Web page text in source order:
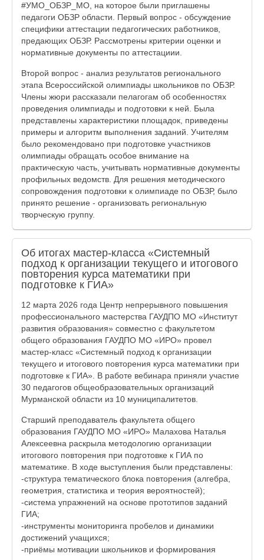
#УМО_ОБЗР_МО, на которое были приглашены
педагоги ОБЗР области. Первый вопрос - обсуждение
специфики аттестации педагогических работников,
предающих ОБЗР. Рассмотрены критерии оценки и
нормативные документы по аттестациии.
Второй вопрос - анализ результатов регионального
этапа Всероссийской олимпиады школьников по ОБЗР.
Члены жюри рассказали пелагогам об особенностях
проведения олимпиады и подготовки к ней. Была
представлены характеристики площадок, приведены
примеры и алгоритм выполнения заданий. Учителям
было рекомендовано при подготовке участников
олимпиады обращать особое внимание на
практическую часть, учитывать нормативные документы
профильных ведомств. Для решения методического
сопровождения подготовки к олимпиаде по ОБЗР, было
принято решение - организовать региональную
творческую группу.
Об итогах мастер-класса «Системный
подход к организации текущего и итогового
повторения курса математики при
подготовке к ГИА»
12 марта 2026 года Центр непрерывного повышения
профессионального мастерства ГАУДПО МО «Институт
развития образования» совместно с факультетом
общего образования ГАУДПО МО «ИРО» провел
мастер-класс «Системный подход к организации
текущего и итогового повторения курса математики при
подготовке к ГИА». В работе вебинара приняли участие
30 педагогов общеобразовательных организаций
Мурманской области из 10 муниципалитетов.
Старший преподаватель факультета общего
образования ГАУДПО МО «ИРО» Малахова Наталья
Алексеевна раскрыла методологию организации
итогового повторения при подготовке к ГИА по
математике. В ходе выступления были представлены:
-структура тематического блока повторения (алгебра,
геометрия, статистика и теория вероятностей);
-система упражнений на основе прототипов заданий
ГИА;
-инструменты мониторинга пробелов и динамики
достижений учащихся;
-приёмы мотивации школьников и формирования